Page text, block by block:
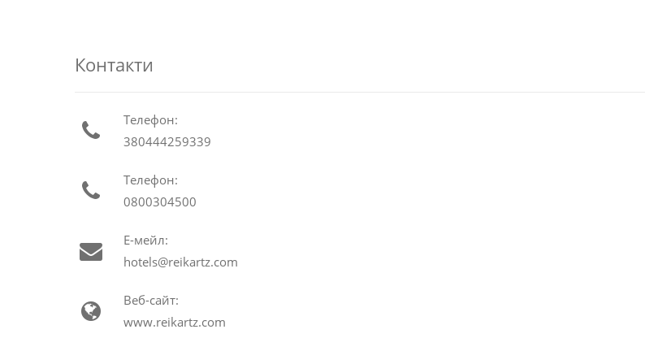
Контакти
Телефон:
380444259339
Телефон:
0800304500
Е-мейл:
hotels@reikartz.com
Веб-сайт:
www.reikartz.com